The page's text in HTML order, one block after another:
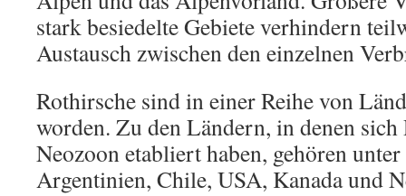
stark besiedelte Gebiete verhindern
Austausch zwischen den einzelnen
Rothirsche sind in einer Reihe von
worden. Zu den Ländern, in denen sich
Neozoon etabliert haben, gehören
Argentinien, Chile, USA, Kanada und